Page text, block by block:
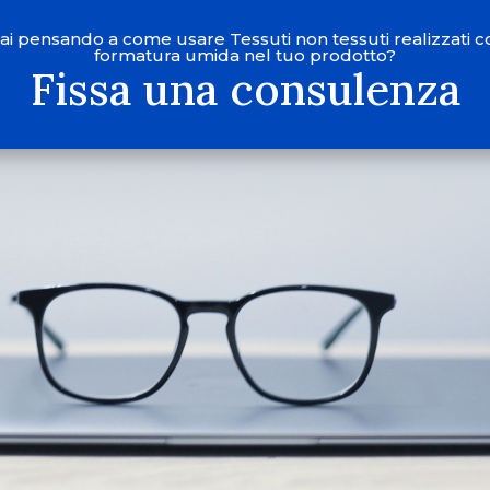
pensando a come usare Tessuti non tessuti realizzati
formatura umida nel tuo prodotto?
Fissa una consulenza